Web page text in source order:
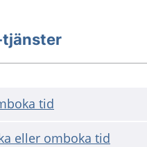
tjänster
tid
eller omboka tid